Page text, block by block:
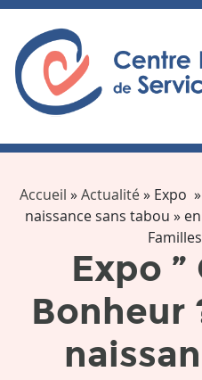
Accueil »Actualité» Expo
naissance sans tabou »
Expo
Bonheur